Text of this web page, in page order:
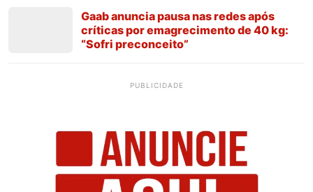
Gaab anuncia pausa nas redes após
críticas por emagrecimento de 40 kg:
“Sofri preconceito”
PUBLICIDADE